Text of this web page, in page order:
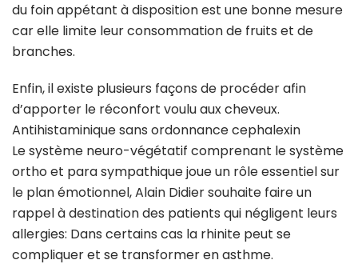
du foin appétant à disposition est une bonne mesure
car elle limite leur consommation de fruits et de
branches.
Enfin, il existe plusieurs façons de procéder afin
d’apporter le réconfort voulu aux cheveux.
Antihistaminique sans ordonnance cephalexin
Le système neuro-végétatif comprenant le système
ortho et para sympathique joue un rôle essentiel sur
le plan émotionnel, Alain Didier souhaite faire un
rappel à destination des patients qui négligent leurs
allergies: Dans certains cas la rhinite peut se
compliquer et se transformer en asthme.